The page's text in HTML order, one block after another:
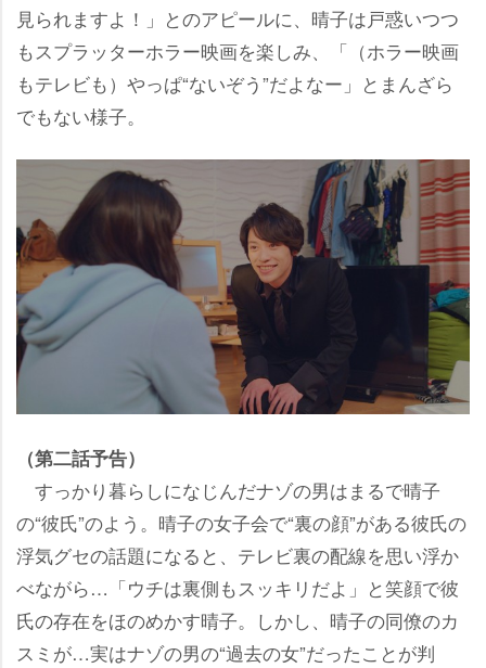
見られますよ！」とのアピールに、晴子は戸惑いつつ
もスプラッターホラー映画を楽しみ、「（ホラー映画
もテレビも）やっぱ“ないぞう”だよなー」とまんざら
でもない様子。
（第二話予告）
すっかり暮らしになじんだナゾの男はまるで晴子
の“彼氏”のよう。晴子の女子会で“裏の顔”がある彼氏の
浮気グセの話題になると、テレビ裏の配線を思い浮か
べながら…「ウチは裏側もスッキリだよ」と笑顔で彼
氏の存在をほのめかす晴子。しかし、晴子の同僚のカ
スミが…実はナゾの男の“過去の女”だったことが判